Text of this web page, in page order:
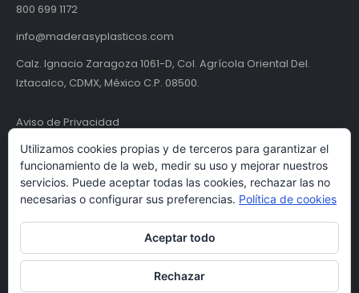
800 699 1172
info@maderasyplasticos.com
Calz. Ignacio Zaragoza 1061-D, Col. Agrícola Oriental Del.
Iztacalco, CDMX, México C.P. 08500.
Aviso de Privacidad
Términos y condiciones
Utilizamos cookies propias y de terceros para garantizar el
funcionamiento de la web, medir su uso y mejorar nuestros
servicios. Puede aceptar todas las cookies, rechazar las no
necesarias o configurar sus preferencias. Política de cookies
Aceptar todo
Rechazar